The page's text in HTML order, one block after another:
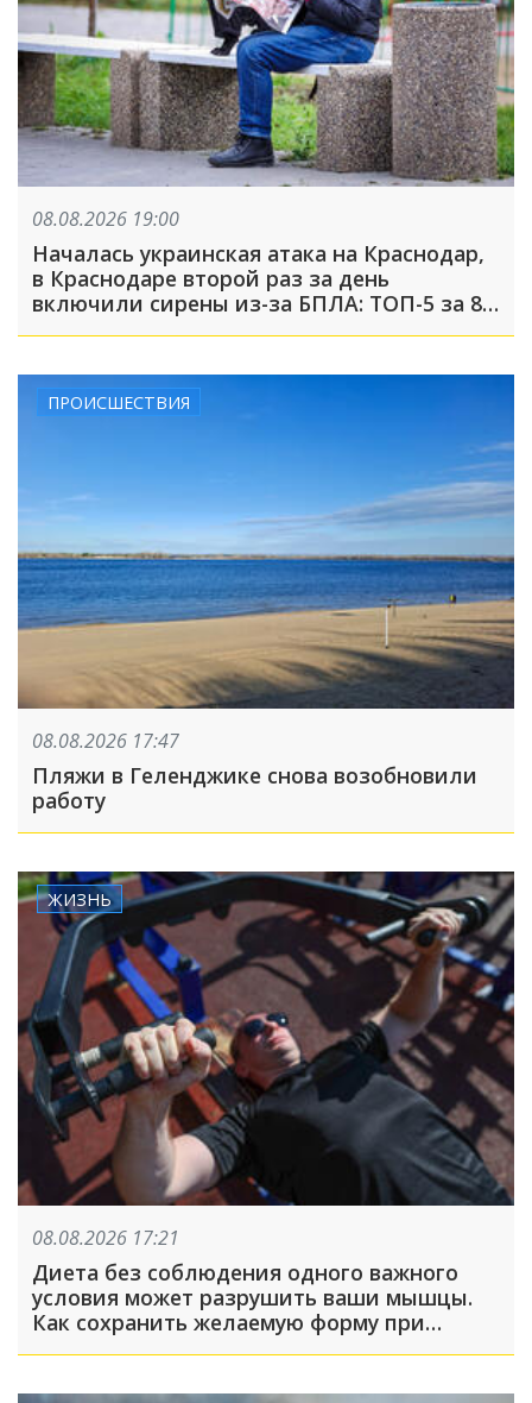
08.08.2026 19:00
Началась украинская атака на Краснодар,
в Краснодаре второй раз за день
включили сирены из-за БПЛА: ТОП-5 за 8
ПРОИСШЕСТВИЯ
08.08.2026 17:47
Пляжи в Геленджике снова возобновили
работу
ЖИЗНЬ
08.08.2026 17:21
Диета без соблюдения одного важного
условия может разрушить ваши мышцы.
Как сохранить желаемую форму при